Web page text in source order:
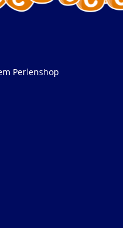
Perlenshop